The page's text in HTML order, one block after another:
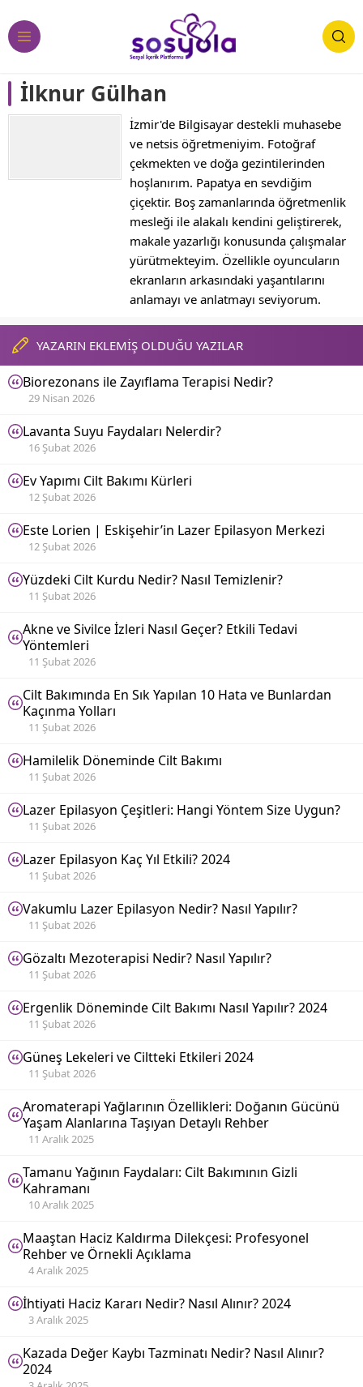
İlknur Gülhan
İzmir'de Bilgisayar destekli muhasebe
ve netsis öğretmeniyim. Fotoğraf
çekmekten ve doğa gezintilerinden
hoşlanırım. Papatya en sevdiğim
çiçektir. Boş zamanlarında öğretmenlik
mesleği ile alakalı kendini geliştirerek,
makale yazarlığı konusunda çalışmalar
yürütmekteyim. Özellikle oyuncuların
ekranların arkasındaki yaşantılarını
anlamayı ve anlatmayı seviyorum.
YAZARIN EKLEMİŞ OLDUĞU YAZILAR
Biorezonans ile Zayıflama Terapisi Nedir?
29 Nisan 2026
Lavanta Suyu Faydaları Nelerdir?
16 Şubat 2026
Ev Yapımı Cilt Bakımı Kürleri
12 Şubat 2026
Este Lorien | Eskişehir’in Lazer Epilasyon Merkezi
12 Şubat 2026
Yüzdeki Cilt Kurdu Nedir? Nasıl Temizlenir?
11 Şubat 2026
Akne ve Sivilce İzleri Nasıl Geçer? Etkili Tedavi
Yöntemleri
11 Şubat 2026
Cilt Bakımında En Sık Yapılan 10 Hata ve Bunlardan
Kaçınma Yolları
11 Şubat 2026
Hamilelik Döneminde Cilt Bakımı
11 Şubat 2026
Lazer Epilasyon Çeşitleri: Hangi Yöntem Size Uygun?
11 Şubat 2026
Lazer Epilasyon Kaç Yıl Etkili? 2024
11 Şubat 2026
Vakumlu Lazer Epilasyon Nedir? Nasıl Yapılır?
11 Şubat 2026
Gözaltı Mezoterapisi Nedir? Nasıl Yapılır?
11 Şubat 2026
Ergenlik Döneminde Cilt Bakımı Nasıl Yapılır? 2024
11 Şubat 2026
Güneş Lekeleri ve Ciltteki Etkileri 2024
11 Şubat 2026
Aromaterapi Yağlarının Özellikleri: Doğanın Gücünü
Yaşam Alanlarına Taşıyan Detaylı Rehber
11 Aralık 2025
Tamanu Yağının Faydaları: Cilt Bakımının Gizli
Kahramanı
10 Aralık 2025
Maaştan Haciz Kaldırma Dilekçesi: Profesyonel
Rehber ve Örnekli Açıklama
4 Aralık 2025
İhtiyati Haciz Kararı Nedir? Nasıl Alınır? 2024
3 Aralık 2025
Kazada Değer Kaybı Tazminatı Nedir? Nasıl Alınır?
2024